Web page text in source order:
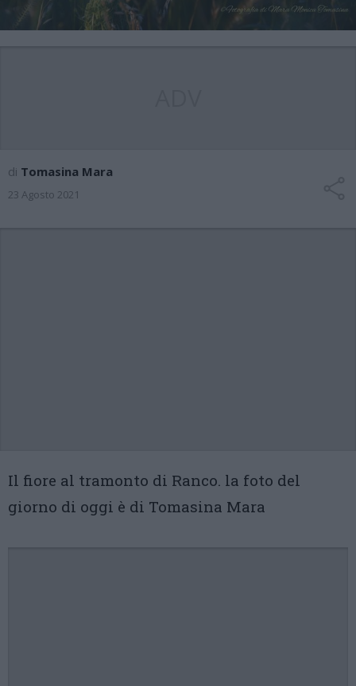
di Tomasina Mara
23 Agosto 2021
Il fiore al tramonto di Ranco. la foto del
giorno di oggi è di Tomasina Mara